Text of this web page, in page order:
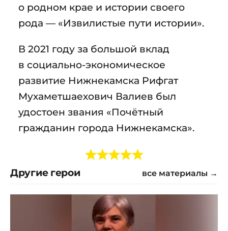
о родном крае и истории своего
рода — «Извилистые пути истории».
В 2021 году за большой вклад
в социально-экономическое
развитие Нижнекамска Рифгат
Мухаметшаехович Валиев был
удостоен звания «Почётный
гражданин города Нижнекамска».
Другие герои все материалы →